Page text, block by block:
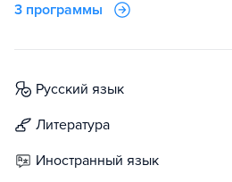
3 программы
русский язык
литература
иностранный язык